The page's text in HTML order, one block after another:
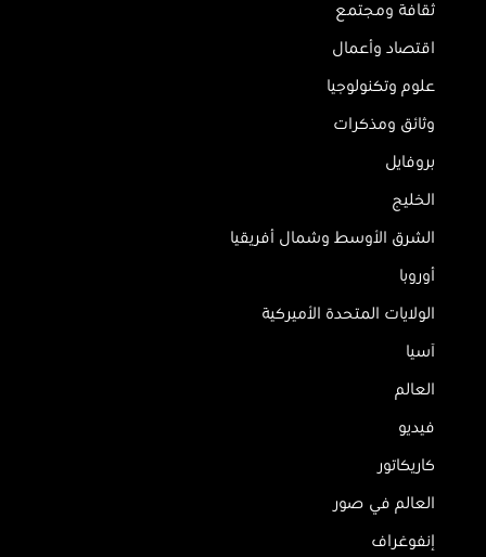
ثقافة ومجتمع
اقتصاد وأعمال
علوم وتكنولوجيا
وثائق ومذكرات
بروفايل
الخليج
الشرق الأوسط وشمال أفريقيا
أوروبا
الولايات المتحدة الأميركية
آسيا
العالم
فيديو
كاريكاتور
العالم في صور
إنفوغراف